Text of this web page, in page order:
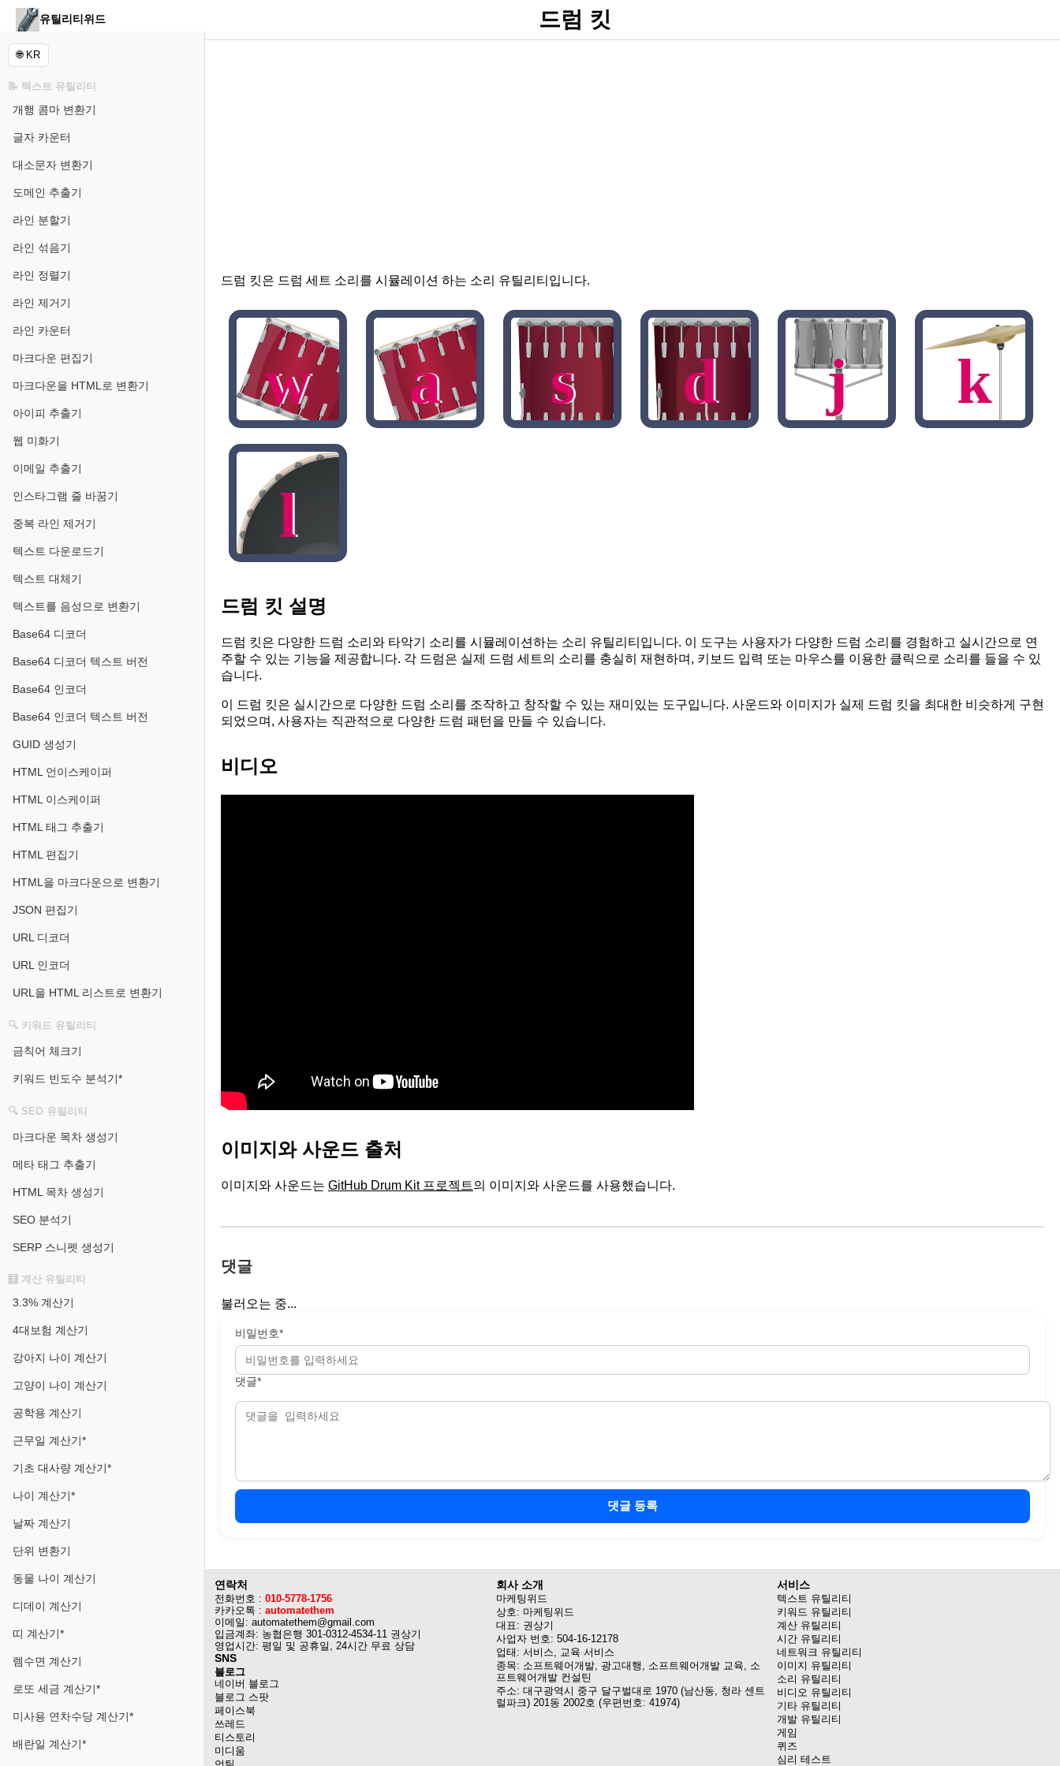
유틸리티위드 드럼 킷
🌐 KR
📝 텍스트 유틸리티
개행 콤마 변환기
글자 카운터
대소문자 변환기
도메인 추출기
라인 분할기
라인 섞음기
라인 정렬기
라인 제거기
라인 카운터
마크다운 편집기
마크다운을 HTML로 변환기
아이피 추출기
웹 미화기
이메일 추출기
인스타그램 줄 바꿈기
중복 라인 제거기
텍스트 다운로드기
텍스트 대체기
텍스트를 음성으로 변환기
Base64 디코더
Base64 디코더 텍스트 버전
Base64 인코더
Base64 인코더 텍스트 버전
GUID 생성기
HTML 언이스케이퍼
HTML 이스케이퍼
HTML 태그 추출기
HTML 편집기
HTML을 마크다운으로 변환기
JSON 편집기
URL 디코더
URL 인코더
URL을 HTML 리스트로 변환기
🔍 키워드 유틸리티
금칙어 체크기
키워드 빈도수 분석기*
🔍 SEO 유틸리티
마크다운 목차 생성기
메타 태그 추출기
HTML 목차 생성기
SEO 분석기
SERP 스니펫 생성기
🧮 계산 유틸리티
3.3% 계산기
4대보험 계산기
강아지 나이 계산기
고양이 나이 계산기
공학용 계산기
근무일 계산기*
기초 대사량 계산기*
나이 계산기*
날짜 계산기
단위 변환기
동물 나이 계산기
디데이 계산기
띠 계산기*
렘수면 계산기
로또 세금 계산기*
미사용 연차수당 계산기*
배란일 계산기*
드럼 킷은 드럼 세트 소리를 시뮬레이션 하는 소리 유틸리티입니다.
w a s d j
k
l
드럼 킷 설명
드럼 킷은 다양한 드럼 소리와 타악기 소리를 시뮬레이션하는 소리 유틸리티입니다. 이 도구는 사용자가 다양한 드럼 소리를 경험하고 실시간으로 연
주할 수 있는 기능을 제공합니다. 각 드럼은 실제 드럼 세트의 소리를 충실히 재현하며, 키보드 입력 또는 마우스를 이용한 클릭으로 소리를 들을 수 있
습니다.
이 드럼 킷은 실시간으로 다양한 드럼 소리를 조작하고 창작할 수 있는 재미있는 도구입니다. 사운드와 이미지가 실제 드럼 킷을 최대한 비슷하게 구현
되었으며, 사용자는 직관적으로 다양한 드럼 패턴을 만들 수 있습니다.
비디오
이미지와 사운드 출처
이미지와 사운드는 GitHub Drum Kit 프로젝트의 이미지와 사운드를 사용했습니다.
댓글
불러오는 중...
비밀번호*
댓글*
댓글 등록
연락처
전화번호 : 010-5778-1756
카카오톡 : automatethem
이메일: automatethem@gmail.com
입금계좌: 농협은행 301-0312-4534-11 권상기
영업시간: 평일 및 공휴일, 24시간 무료 상담
SNS
블로그
네이버 블로그
블로그 스팟
페이스북
쓰레드
티스토리
미디움
회사 소개
마케팅위드
상호: 마케팅위드
대표: 권상기
사업자 번호: 504-16-12178
업태: 서비스, 교육 서비스
종목: 소프트웨어개발, 광고대행, 소프트웨어개발 교육, 소
프트웨어개발 컨설틴
주소: 대구광역시 중구 달구벌대로 1970 (남산동, 청라 센트
럴파크) 201동 2002호 (우편번호: 41974)
서비스
텍스트 유틸리티
키워드 유틸리티
계산 유틸리티
시간 유틸리티
네트워크 유틸리티
이미지 유틸리티
소리 유틸리티
비디오 유틸리티
기타 유틸리티
개발 유틸리티
게임
퀴즈
심리 테스트